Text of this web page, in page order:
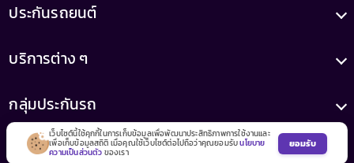
ประกันรถยนต์
บริการต่าง ๆ
กลุ่มประกันรถ
พาร์ทเนอร์ประกันรถยนต์
เว็บไซต์นี้ใช้คุกกี้ในการเก็บข้อมูลเพื่อพัฒนาประสิทธิภาพการใช้งานและ
เพื่อเก็บข้อมูลสถิติ เมื่อคุณใช้เว็บไซต์ต่อไปถือว่าคุณยอมรับนโยบาย
ความเป็นส่วนตัว ของเรา
ยอมรับ